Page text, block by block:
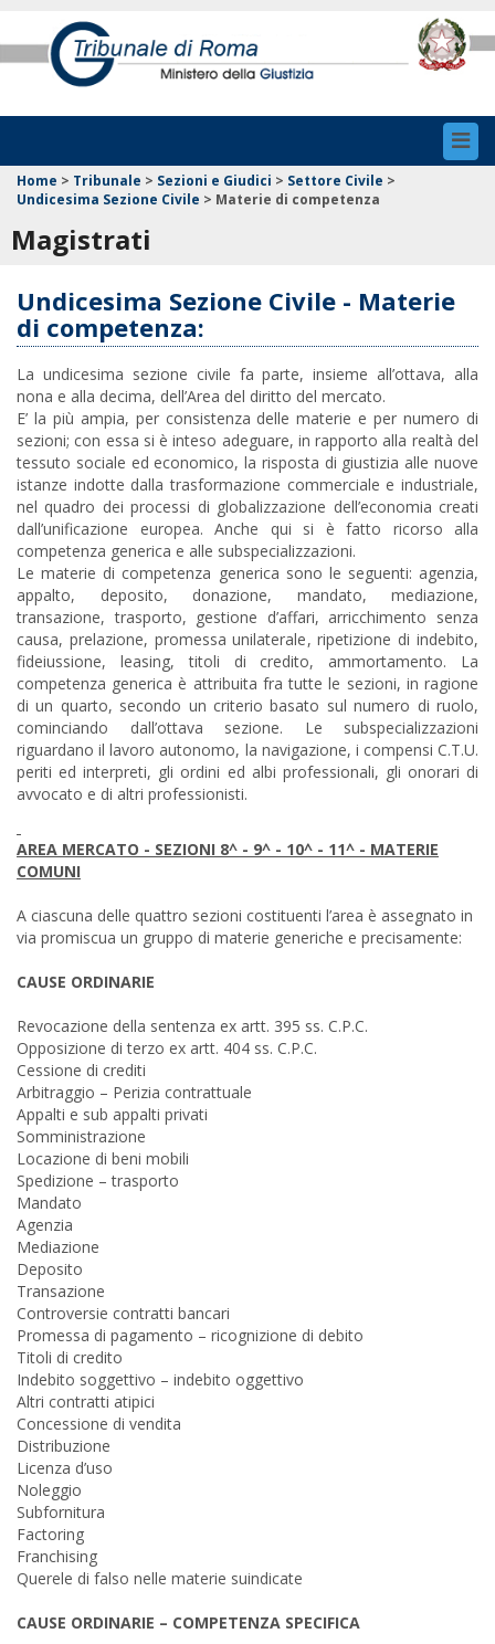
Home > Tribunale > Sezioni e Giudici > Settore Civile >
Undicesima Sezione Civile > Materie di competenza
Magistrati
Undicesima Sezione Civile - Materie
di competenza:
La undicesima sezione civile fa parte, insieme all’ottava, alla
nona e alla decima, dell’Area del diritto del mercato.
E’ la più ampia, per consistenza delle materie e per numero di
sezioni; con essa si è inteso adeguare, in rapporto alla realtà del
tessuto sociale ed economico, la risposta di giustizia alle nuove
istanze indotte dalla trasformazione commerciale e industriale,
nel quadro dei processi di globalizzazione dell’economia creati
dall’unificazione europea. Anche qui si è fatto ricorso alla
competenza generica e alle subspecializzazioni.
Le materie di competenza generica sono le seguenti: agenzia,
appalto, deposito, donazione, mandato, mediazione,
transazione, trasporto, gestione d’affari, arricchimento senza
causa, prelazione, promessa unilaterale, ripetizione di indebito,
fideiussione, leasing, titoli di credito, ammortamento. La
competenza generica è attribuita fra tutte le sezioni, in ragione
di un quarto, secondo un criterio basato sul numero di ruolo,
cominciando dall’ottava sezione. Le subspecializzazioni
riguardano il lavoro autonomo, la navigazione, i compensi C.T.U.
periti ed interpreti, gli ordini ed albi professionali, gli onorari di
avvocato e di altri professionisti.
AREA MERCATO - SEZIONI 8^ - 9^ - 10^ - 11^ - MATERIE
COMUNI
A ciascuna delle quattro sezioni costituenti l’area è assegnato in
via promiscua un gruppo di materie generiche e precisamente:
CAUSE ORDINARIE
Revocazione della sentenza ex artt. 395 ss. C.P.C.
Opposizione di terzo ex artt. 404 ss. C.P.C.
Cessione di crediti
Arbitraggio – Perizia contrattuale
Appalti e sub appalti privati
Somministrazione
Locazione di beni mobili
Spedizione – trasporto
Mandato
Agenzia
Mediazione
Deposito
Transazione
Controversie contratti bancari
Promessa di pagamento – ricognizione di debito
Titoli di credito
Indebito soggettivo – indebito oggettivo
Altri contratti atipici
Concessione di vendita
Distribuzione
Licenza d’uso
Noleggio
Subfornitura
Factoring
Franchising
Querele di falso nelle materie suindicate
CAUSE ORDINARIE – COMPETENZA SPECIFICA